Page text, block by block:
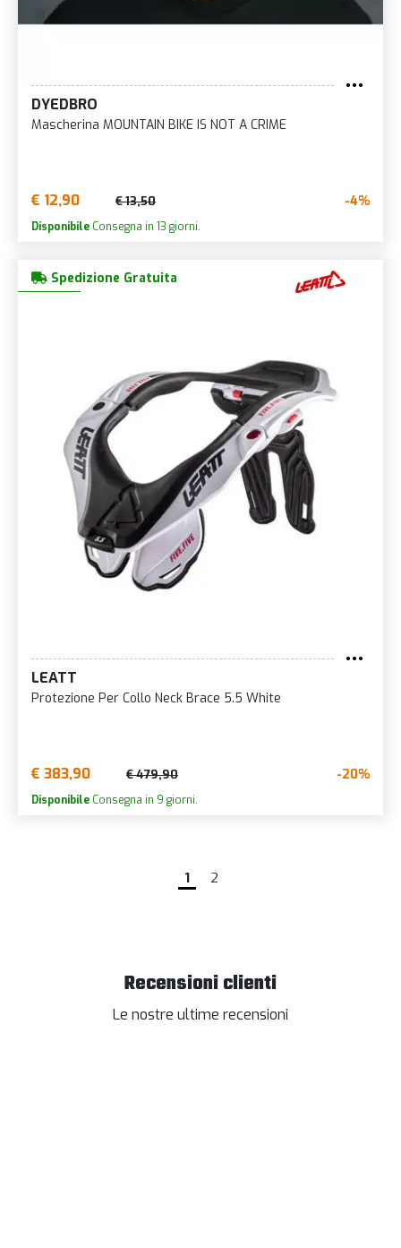
DYEDBRO
Mascherina MOUNTAIN BIKE IS NOT A CRIME
€ 12,90 € 13,50 -4%
Disponibile Consegna in 13 giorni.
Spedizione Gratuita
LEATT
Protezione Per Collo Neck Brace 5.5 White
€ 383,90 € 479,90 -20%
Disponibile Consegna in 9 giorni.
1 2
Recensioni clienti
Le nostre ultime recensioni